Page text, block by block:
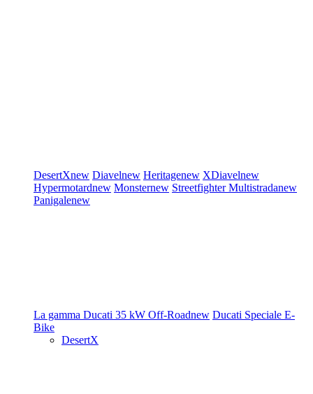
DesertXnew Diavelnew Heritagenew XDiavelnew
Hypermotardnew Monsternew StreetfighterMultistradanew
Panigalenew
La gamma Ducati 35 kW Off-Roadnew Ducati Speciale E-
Bike
DesertX